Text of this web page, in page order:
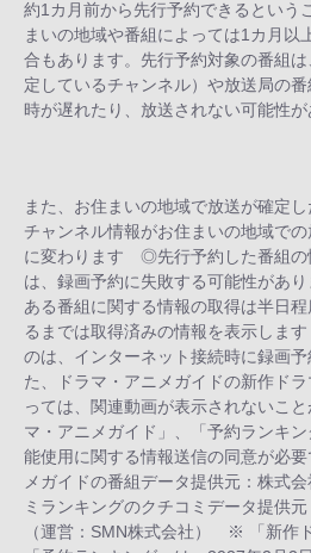
約1カ月前から先行予約できるという
まいの地域や番組によっては1カ月以
合もあります。先行予約対象の番組
定しているチャンネル）や放送局の
時が遅れたり、放送されない可能性が
また、お住まいの地域で放送が確定し
チャンネル情報がお住まいの地域で
に変わります ◎先行予約した番組の
は、録画予約に失敗する可能性があ
ある番組に関する情報の取得は半日
るまでは取得済みの情報を表示しま
のは、インターネット接続時に録画
た、ドラマ・アニメガイドの新作ド
っては、関連動画が表示されないこ
マ・アニメガイド」、「予約ランキ
能使用に関する情報送信の同意が必
メガイドの番組データ提供元：株式
ミランキングのクチコミデータ提供
（運営：SMN株式会社） ※ 「新作